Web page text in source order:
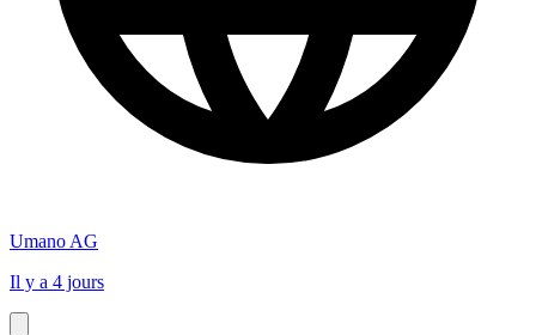
Umano AG
Il y a 4 jours